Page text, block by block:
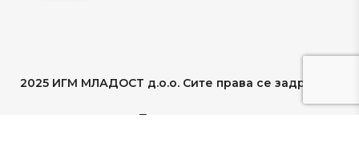
2025 ИГМ МЛАДОСТ д.о.о. Сите права се задржани
Политика на приватност